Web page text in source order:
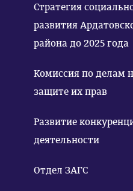
Стратегия
развития
района до 2025 года
Комиссия по делам
защите их прав
Развитие
деятельности
Отдел ЗАГС